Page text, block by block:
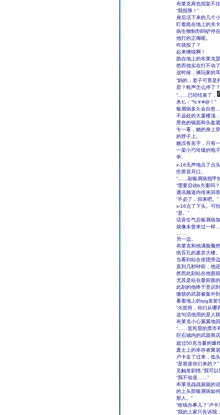
布莱克再也招架不
“我投降！”
身后活下来的几个
盯着跪在地上的关
病生物制剂吗铲停
他打的正嗨呢。
咋就投了？
起来继续啊！
跪在地上的布莱克
然而他实在打不动
这时候，俩玩家的
“妈的，老子可算
层？枪声怎么停了
“……已经结束了，
杀匕：“%￥#@！”
银屑病多久会自
不远处的大厦楼顶
黑色的镜面和头盔
乍一看，她的身上
的脖子上。
她没有名字，只有
一架小巧玲珑的电
串。
x-16无声地点了点
疙瘩音开口。
“……副银屑病指甲
“需要启动b方案吗？
通讯频道内传来回
“不必了，回来吧。”
x-16点了下头。可
“是。”
话音生气后银屑病
就像未曾来过一
另一边。
布莱克和他满脸颓
疮百孔的废弃大楼。
当看到站在使团旁
直到几秒钟前，他
然而此刻站在他面
尤其是站在最前面
此刻的他终于意识
缴获的武器被集中
看着地上的rpg发射
“火箭筒，你们从哪
这句话他用的是人
布莱克小心翼翼地
“……贫民窟的黑市
巨石城内的武器商
超过50克当量的爆
废土上的幸存者聚
卢卡走了过来，低
“是谁派你们来的？”
见触发剧情,“我可
“我不知道……”
布莱克战战兢兢的
的上头部银屑病如
那人。”
“收钱办事儿？”卢
“我的上家只告诉